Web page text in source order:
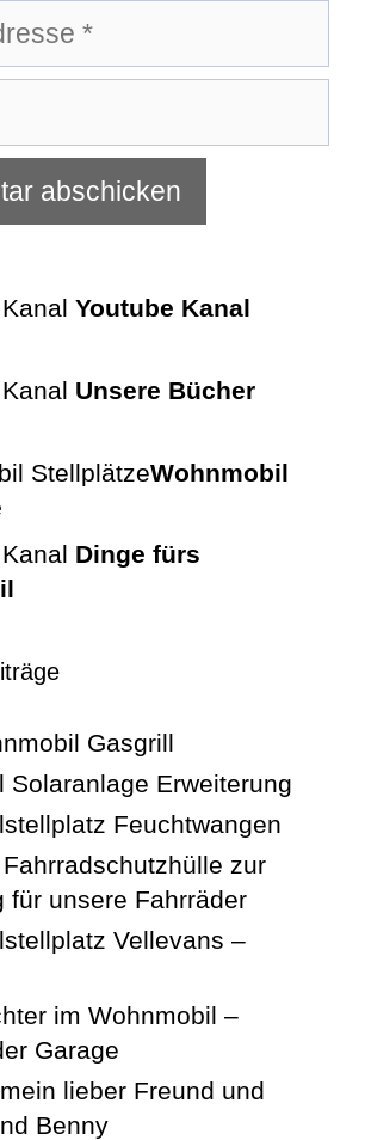
Youtube Kanal
Unsere Bücher
Wohnmobil
Dinge fürs
Gasgrill
Solaranlage Erweiterung
Feuchtwangen
zur
für unsere Fahrräder
Vellevans –
im Wohnmobil –
Garage
lieber Freund und
Benny